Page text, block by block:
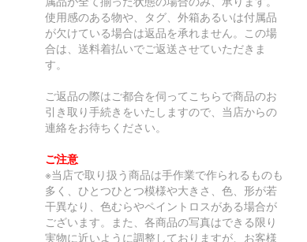
使用感のある物や、タグ、外箱あるいは付属品
が欠けている場合は返品を承れません。この場
合は、送料着払いでご返送させていただきま
す。
ご返品の際はご都合を伺ってこちらで商品のお
引き取り手続きをいたしますので、当店からの
連絡をお待ちください。
ご注意
※当店で取り扱う商品は手作業で作られるものも
多く、ひとつひとつ模様や大きさ、色、形が若
干異なり、色むらやペイントロスがある場合が
ございます。また、各商品の写真はできる限り
実物に近いように調整しておりますが、お客様